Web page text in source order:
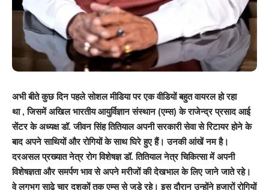
अभी बीते कुछ दिन पहले सोशल मीडिया पर एक वीडियों बहुत वायरल हो रहा
था,जिसमें अखिल भारतीय आयुर्विज्ञान संस्थान (एम्स) के राजेन्द्र प्रसाद आई
सेंटर के अध्यक्ष डॉ. जीवन सिंह तितियाल अपनी सरकारी सेवा से रिटायर होने के
बाद अपने साथियों और रोगियों के साथ घिरे हुए हैं। उनकी आंखें नम है।
दरअसल प्रख्यात नेत्र रोग विशेषज्ञ डॉ. तितियाल नेत्र चिकित्सा में अपनी
विशेषज्ञता और समर्पण भाव से अपने मरीजों की देखभाल के लिए जाने जाते रहे।
वे लगभग साढ़े चार दशकों तक एम्स से जुड़े रहे। इस दौरान उन्होंने हजारों रोगियों